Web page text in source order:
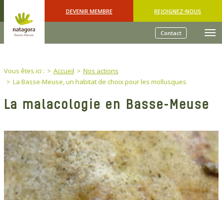
DEVENIR MEMBRE REJOIGNEZ-NOUS
Contact
You are here:
Vous êtes ici : Accueil
Nos actions
La Basse-Meuse, un habitat de choix pour les mollusques
La malacologie en Basse-Meuse